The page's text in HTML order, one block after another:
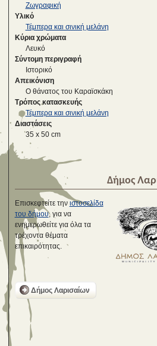
Ζωγραφική
Υλικό
Τέμπερα και σινική μελάνη
Κύρια χρώματα
Λευκό
Σύντομη περιγραφή
Iστορικό
Απεικόνιση
Ο θάνατος του Καραϊσκάκη
Τρόπος κατασκευής
Τέμπερα και σινική μελάνη
Διαστάσεις
35 x 50 cm
Δήμος
Επισκεφτείτε την ιστοσελίδα
του δήμου, για να
ενημερωθείτε για όλα τα
τρέχοντα θέματα
επικαιρότητας.
Δήμος Λαρισαίων